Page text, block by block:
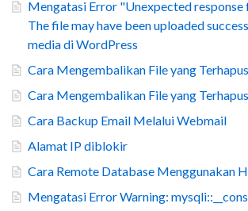
Mengatasi Error "Unexpected response
The file may have been uploaded
media di WordPress
Cara Mengembalikan File yang
Cara Mengembalikan File yang
Cara Backup Email Melalui Webmail
Alamat IP diblokir
Cara Remote Database Menggunakan
Mengatasi Error Warning: